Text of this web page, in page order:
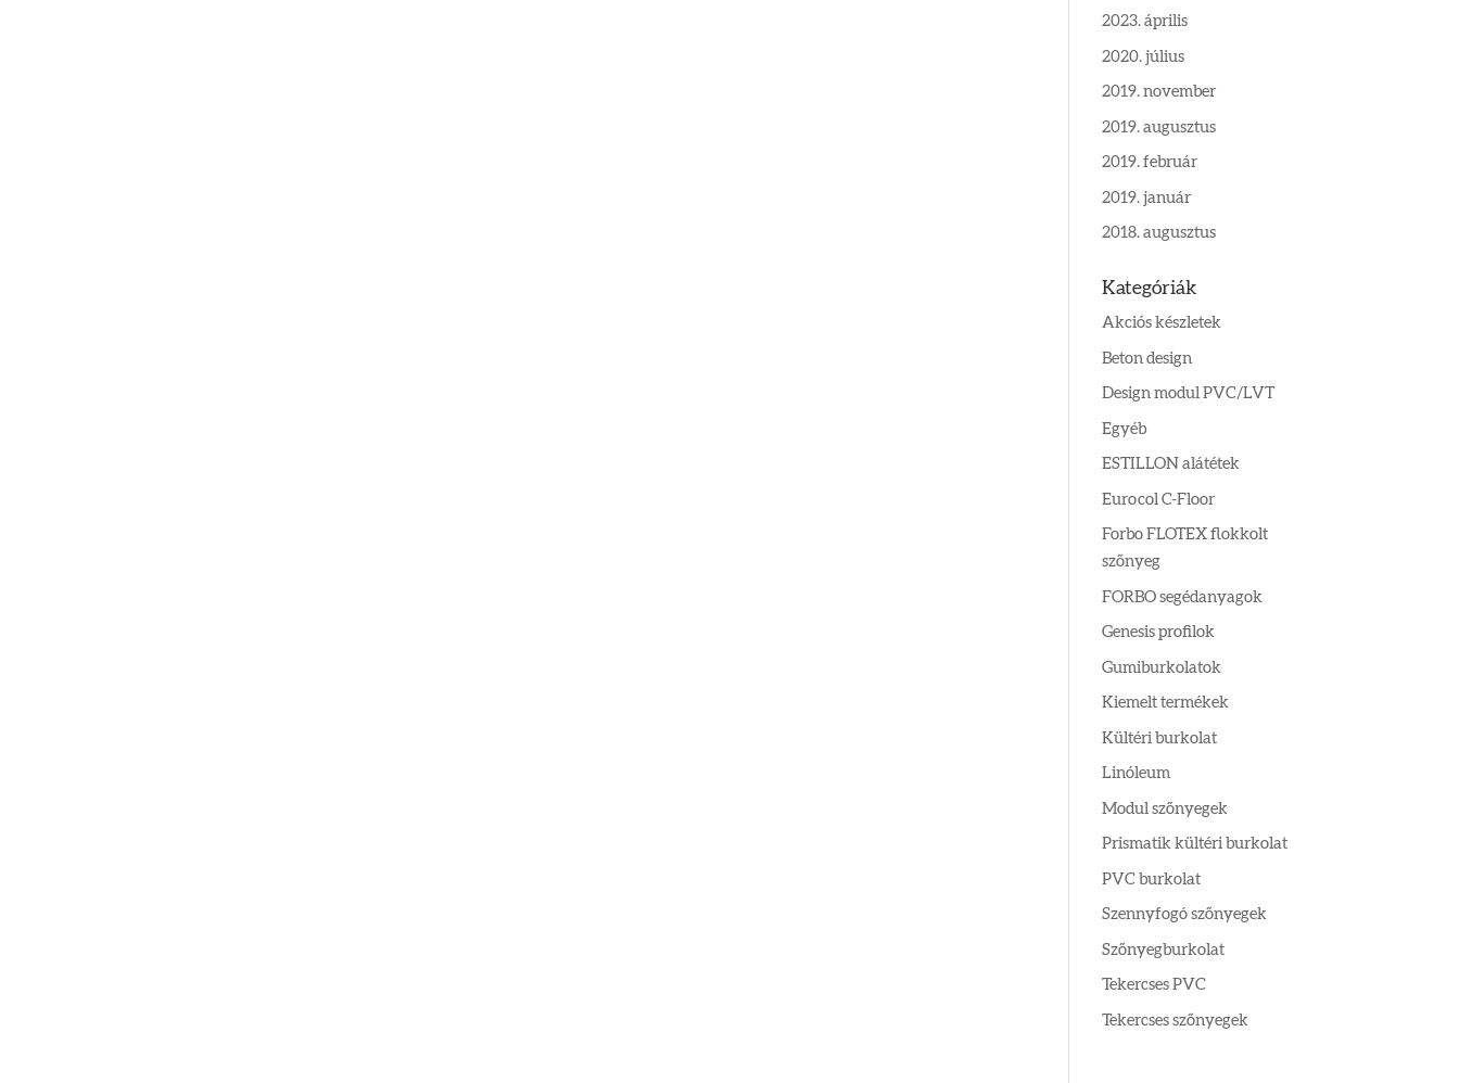
2023. április
2020. július
2019. november
2019. augusztus
2019. február
2019. január
2018. augusztus
Kategóriák
Akciós készletek
Beton design
Design modul PVC/LVT
Egyéb
ESTILLON alátétek
Eurocol C-Floor
Forbo FLOTEX flokkolt
szőnyeg
FORBO segédanyagok
Genesis profilok
Gumiburkolatok
Kiemelt termékek
Kültéri burkolat
Linóleum
Modul szőnyegek
Prismatik kültéri burkolat
PVC burkolat
Szennyfogó szőnyegek
Szőnyegburkolat
Tekercses PVC
Tekercses szőnyegek